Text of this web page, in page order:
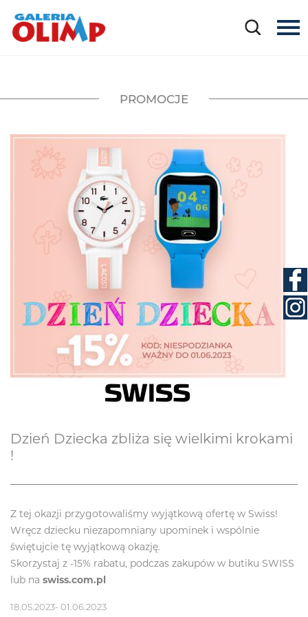
PROMOCJE
Dzień Dziecka zbliża się wielkimi krokami
!
Z tej okazji przygotowaliśmy wyjątkową ofertę w Swiss!
Wręcz dziecku niezapomniany upominek i wspólnie
świętujcie tę wyjątkową okazję.
Skorzystaj z -15% rabatu, podczas zakupów w butiku SWISS
lub na swiss.com.pl
18.05.2023- 01.06.2023